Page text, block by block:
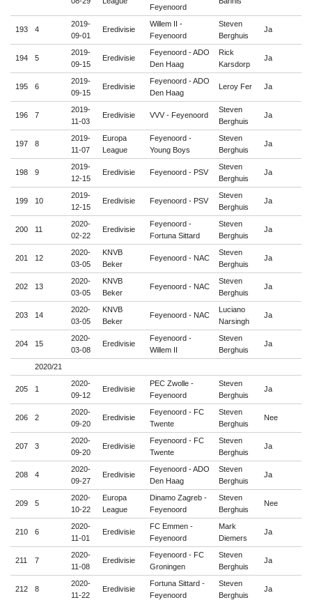
Feyenoord
193 4
2019-
09-01
Eredivisie
Willem II -
Feyenoord
Steven
Berghuis
Ja
194 5
2019-
09-15
Eredivisie
Feyenoord - ADO
Den Haag
Rick
Karsdorp
Ja
195 6
2019-
09-15
Eredivisie
Feyenoord - ADO
Den Haag
Leroy Fer Ja
196 7
2019-
11-03
Eredivisie VVV - Feyenoord
Steven
Berghuis
Ja
197 8
2019-
11-07
Europa
League
Feyenoord -
Young Boys
Steven
Berghuis
Ja
198 9
2019-
12-15
Eredivisie Feyenoord - PSV
Steven
Berghuis
Ja
199 10
2019-
12-15
Eredivisie Feyenoord - PSV
Steven
Berghuis
Ja
200 11
2020-
02-22
Eredivisie
Feyenoord -
Fortuna Sittard
Steven
Berghuis
Ja
201 12
2020-
03-05
KNVB
Beker
Feyenoord - NAC
Steven
Berghuis
Ja
202 13
2020-
03-05
KNVB
Beker
Feyenoord - NAC
Steven
Berghuis
Ja
203 14
2020-
03-05
KNVB
Beker
Feyenoord - NAC
Luciano
Narsingh
Ja
204 15
2020-
03-08
Eredivisie
Feyenoord -
Willem II
Steven
Berghuis
Ja
2020/21
205 1
2020-
09-12
Eredivisie
PEC Zwolle -
Feyenoord
Steven
Berghuis
Ja
206 2
2020-
09-20
Eredivisie
Feyenoord - FC
Twente
Steven
Berghuis
Nee
207 3
2020-
09-20
Eredivisie
Feyenoord - FC
Twente
Steven
Berghuis
Ja
208 4
2020-
09-27
Eredivisie
Feyenoord - ADO
Den Haag
Steven
Berghuis
Ja
209 5
2020-
10-22
Europa
League
Dinamo Zagreb -
Feyenoord
Steven
Berghuis
Nee
210 6
2020-
11-01
Eredivisie
FC Emmen -
Feyenoord
Mark
Diemers
Ja
211 7
2020-
11-08
Eredivisie
Feyenoord - FC
Groningen
Steven
Berghuis
Ja
212 8
2020-
11-22
Eredivisie
Fortuna Sittard -
Feyenoord
Steven
Berghuis
Ja